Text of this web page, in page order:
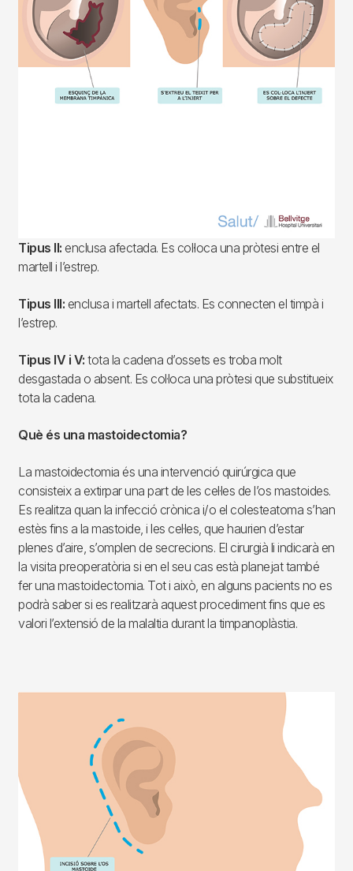
Tipus II: enclusa afectada. Es col·loca una pròtesi entre el
martell i l’estrep.
Tipus III: enclusa i martell afectats. Es connecten el timpà i
l’estrep.
Tipus IV i V: tota la cadena d’ossets es troba molt
desgastada o absent. Es col·loca una pròtesi que substitueix
tota la cadena.
Què és una mastoidectomia?
La mastoidectomia és una intervenció quirúrgica que
consisteix a extirpar una part de les cel·les de l’os mastoides.
Es realitza quan la infecció crònica i/o el colesteatoma s’han
estès fins a la mastoide, i les cel·les, que haurien d’estar
plenes d’aire, s’omplen de secrecions. El cirurgià li indicarà en
la visita preoperatòria si en el seu cas està planejat també
fer una mastoidectomia. Tot i això, en alguns pacients no es
podrà saber si es realitzarà aquest procediment fins que es
valori l’extensió de la malaltia durant la timpanoplàstia.